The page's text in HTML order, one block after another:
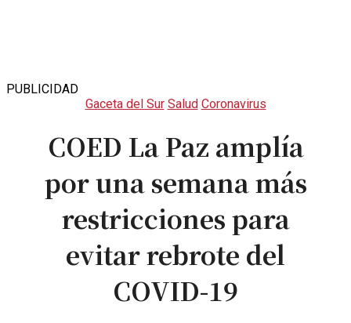
PUBLICIDAD
Gaceta del Sur Salud Coronavirus
COED La Paz amplía
por una semana más
restricciones para
evitar rebrote del
COVID-19